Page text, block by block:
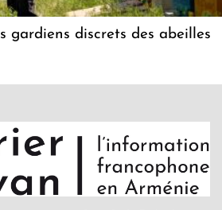
gardiens discrets des abeilles